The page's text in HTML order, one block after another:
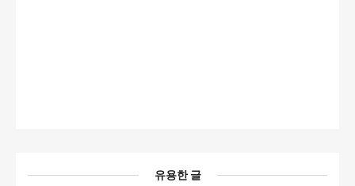
유용한 글